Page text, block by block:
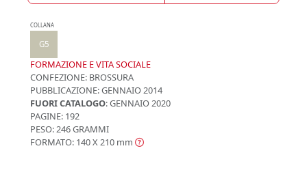
COLLANA
G5
FORMAZIONE E VITA SOCIALE
CONFEZIONE: BROSSURA
PUBBLICAZIONE:GENNAIO 2014
FUORI CATALOGO: GENNAIO 2020
PAGINE: 192
PESO: 246 GRAMMI
FORMATO: 140 X 210 mm